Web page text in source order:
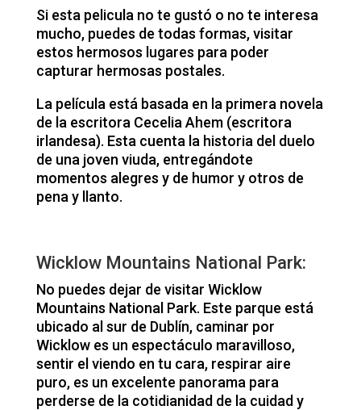
Si esta pelicula no te gustó o no te interesa
mucho, puedes de todas formas, visitar
estos hermosos lugares para poder
capturar hermosas postales.
La película está basada en la primera novela
de la escritora Cecelia Ahem (escritora
irlandesa). Esta cuenta la historia del duelo
de una joven viuda, entregándote
momentos alegres y de humor y otros de
pena y llanto.
Wicklow Mountains National Park:
No puedes dejar de visitar Wicklow
Mountains National Park. Este parque está
ubicado al sur de Dublín, caminar por
Wicklow es un espectáculo maravilloso,
sentir el viendo en tu cara, respirar aire
puro, es un excelente panorama para
perderse de la cotidianidad de la cuidad y